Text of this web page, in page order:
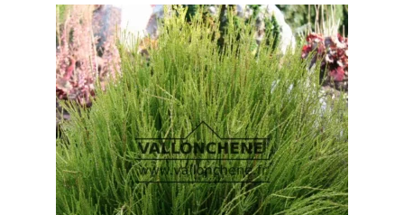
auf.
Die
Optionen
können
auf
der
Produktseite
gewählt
werden